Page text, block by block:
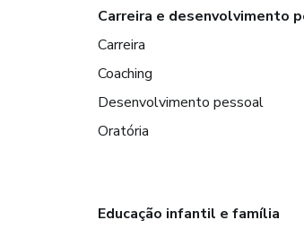
Carreira e desenvolvimento
Carreira
Coaching
Desenvolvimento pessoal
Oratória
Educação infantil e família